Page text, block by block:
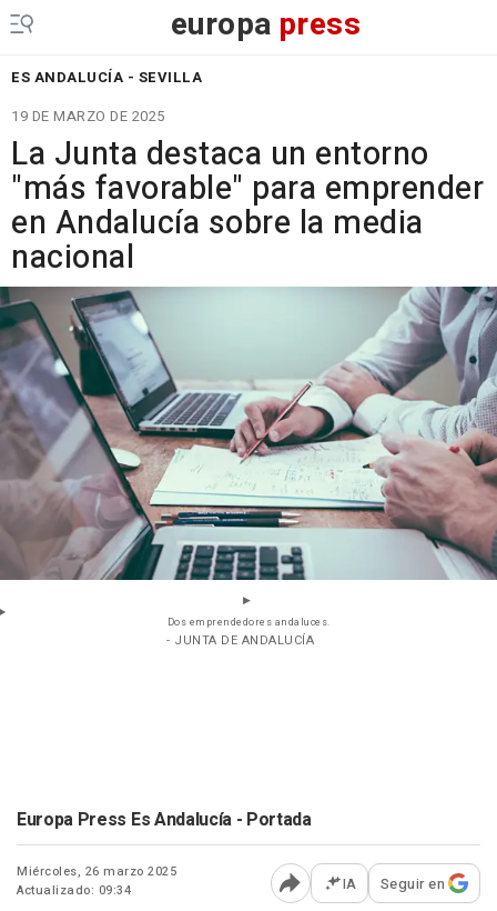
europa press
ES ANDALUCÍA - SEVILLA
19 DE MARZO DE 2025
La Junta destaca un entorno
"más favorable" para emprender
en Andalucía sobre la media
nacional
Dos emprendedores andaluces.
- JUNTA DE ANDALUCÍA
Europa Press Es Andalucía - Portada
Miércoles, 26 marzo 2025
Actualizado: 09:34
Abrir opciones para
IA Seguir en